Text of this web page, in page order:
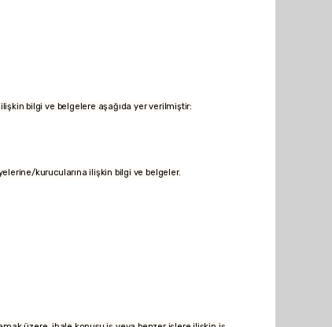
bilgi ve belgelere aşağıda yer verilmiştir:
kurucularına ilişkin bilgi ve belgeler.